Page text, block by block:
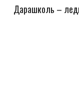
Дарашколь –